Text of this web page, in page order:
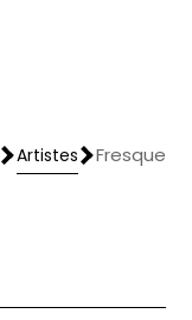
Artistes
Artistes
Fresque